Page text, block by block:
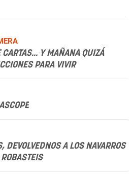
CARTAS... Y MAÑANA QUIZÁ
PARA VIVIR
DEVOLVEDNOS A LOS NAVARROS